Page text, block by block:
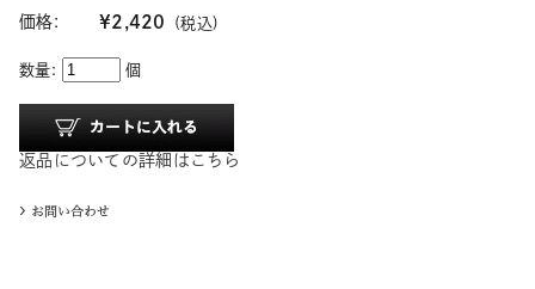
価格: ¥2,420 (税込)
数量: 個
返品についての詳細はこちら